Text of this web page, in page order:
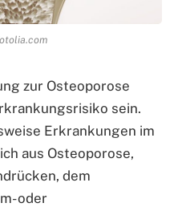
zur Osteoporose
sein.
Erkrankungen im
aus Osteoporose,
dem
oder